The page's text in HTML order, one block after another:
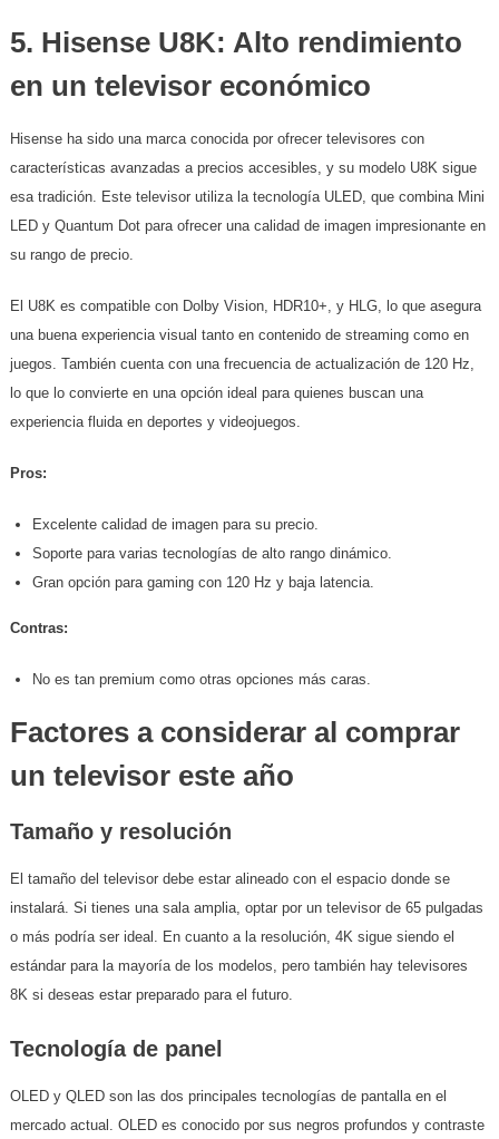
5. Hisense U8K: Alto rendimiento
en un televisor económico
Hisense ha sido una marca conocida por ofrecer televisores con
características avanzadas a precios accesibles, y su modelo U8K sigue
esa tradición. Este televisor utiliza la tecnología ULED, que combina Mini
LED y Quantum Dot para ofrecer una calidad de imagen impresionante en
su rango de precio.
El U8K es compatible con Dolby Vision, HDR10+, y HLG, lo que asegura
una buena experiencia visual tanto en contenido de streaming como en
juegos. También cuenta con una frecuencia de actualización de 120 Hz,
lo que lo convierte en una opción ideal para quienes buscan una
experiencia fluida en deportes y videojuegos.
Pros:
Excelente calidad de imagen para su precio.
Soporte para varias tecnologías de alto rango dinámico.
Gran opción para gaming con 120 Hz y baja latencia.
Contras:
No es tan premium como otras opciones más caras.
Factores a considerar al comprar
un televisor este año
Tamaño y resolución
El tamaño del televisor debe estar alineado con el espacio donde se
instalará. Si tienes una sala amplia, optar por un televisor de 65 pulgadas
o más podría ser ideal. En cuanto a la resolución, 4K sigue siendo el
estándar para la mayoría de los modelos, pero también hay televisores
8K si deseas estar preparado para el futuro.
Tecnología de panel
OLED y QLED son las dos principales tecnologías de pantalla en el
mercado actual. OLED es conocido por sus negros profundos y contraste